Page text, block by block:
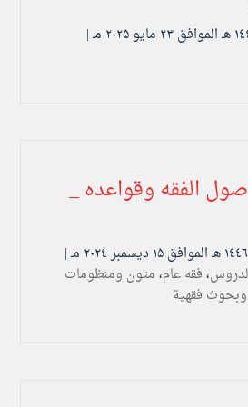
الفقه وقواعده _
،فقه عام،متون ومنظومات
فقهية